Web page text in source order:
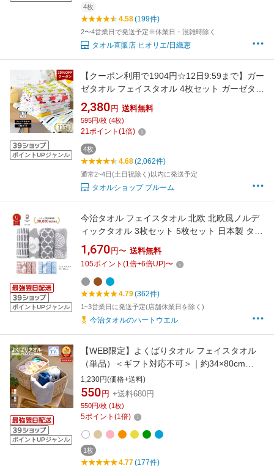
4枚
4.58(199件)
2〜4営業日で発送予定※休業日・混雑時除く
タオル直販店 ヒオリエ/日織恵
ポイントUPジャンル
【クーポン利用で1904円☆12日9:59まで】ガー
ゼタオル フェイスタオル 4枚セット ガーゼタッ
チ 日本製 泉州タオル タオル 送料無料 (ポスト
投函) 楽天1位獲得 まとめ買い セット 柄 速乾
かわいい 可愛い おしゃれ ポップ 果物 フルーツ
2,380 円 送料無料
595円/枚 (4枚)
21ポイント (1倍)
4枚
4.68(2,062件)
通常2~4日(土日祝除く)以内に発送予定
タオルショップ ブルーム
ポイントUPジャンル
今治タオル フェイスタオル 北欧 北欧風ノルデ
ィックタオル 3枚セット 5枚セット 日本製 タオ
ル 綿100% 花柄 モノトーン かわいい おしゃれ
グレー ギフト プレゼント ハートウエル 内祝い
出産祝い 結婚祝い 香典祝い 敬老の日
1,670 円〜 送料無料
105ポイント (1倍+6倍UP)〜
4.79(362件)
1~3営業日に発送予定(店舗休業日を除く)
今治タオルのハートウエル
ポイントUPジャンル
【WEB限定】よくばりタオル フェイスタオル
（単品）＜ギフト対応不可＞｜約34×80cm
UCHINO ウチノ ふわふわ 柔らかい 軽い 毛羽落
ちしにくい 吸水 速乾 抗菌 防臭 厚手 フェース
タオル プチプラ お値打ち 内野 たおる 綿100%
特許取得済
1,230円(価格+送料)
550 円 +送料680円
550円/枚 (1枚)
5ポイント (1倍)
1枚
4.77(177件)